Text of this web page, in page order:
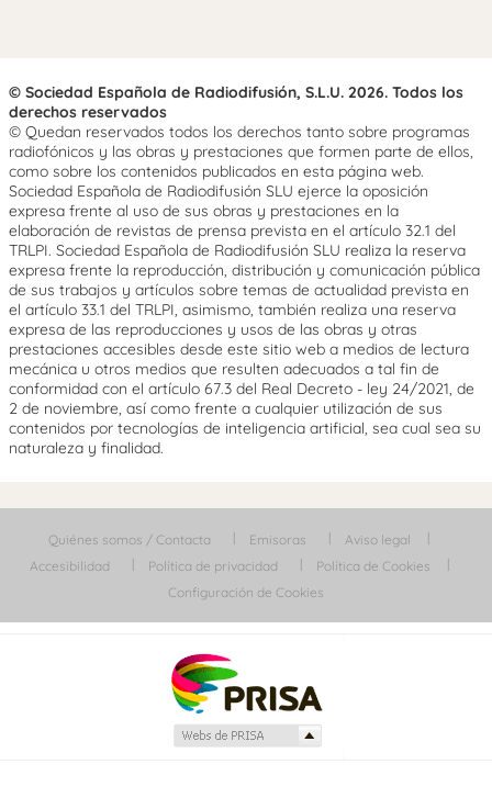
© Sociedad Española de Radiodifusión, S.L.U. 2026. Todos los
derechos reservados
© Quedan reservados todos los derechos tanto sobre programas
radiofónicos y las obras y prestaciones que formen parte de ellos,
como sobre los contenidos publicados en esta página web.
Sociedad Española de Radiodifusión SLU ejerce la oposición
expresa frente al uso de sus obras y prestaciones en la
elaboración de revistas de prensa prevista en el artículo 32.1 del
TRLPI. Sociedad Española de Radiodifusión SLU realiza la reserva
expresa frente la reproducción, distribución y comunicación pública
de sus trabajos y artículos sobre temas de actualidad prevista en
el artículo 33.1 del TRLPI, asimismo, también realiza una reserva
expresa de las reproducciones y usos de las obras y otras
prestaciones accesibles desde este sitio web a medios de lectura
mecánica u otros medios que resulten adecuados a tal fin de
conformidad con el artículo 67.3 del Real Decreto - ley 24/2021, de
2 de noviembre, así como frente a cualquier utilización de sus
contenidos por tecnologías de inteligencia artificial, sea cual sea su
naturaleza y finalidad.
Quiénes somos / Contacta Emisoras
Aviso legal
Accesibilidad
Política de privacidad
Política de Cookies
Configuración de Cookies